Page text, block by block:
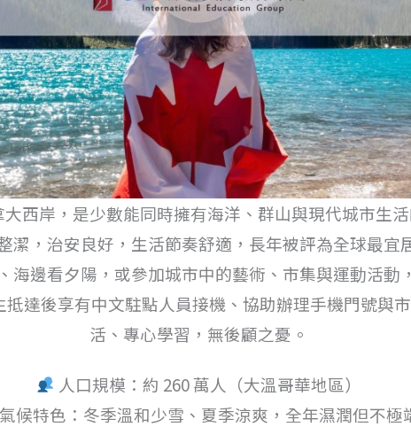
西岸，是少數能同時擁有海洋、群山與現代城市生
潔，治安良好，生活節奏舒適，長年被評為全球最宜
海邊看夕陽，或參加城市中的藝術、市集與運動活動
達後享有中文駐點人員接機、協助辦理手機門號與
活、專心學習，無後顧之憂。
人口規模：約 260 萬人（大溫哥華地區）
候特色：冬季溫和少雪、夏季涼爽，全年濕潤但不極